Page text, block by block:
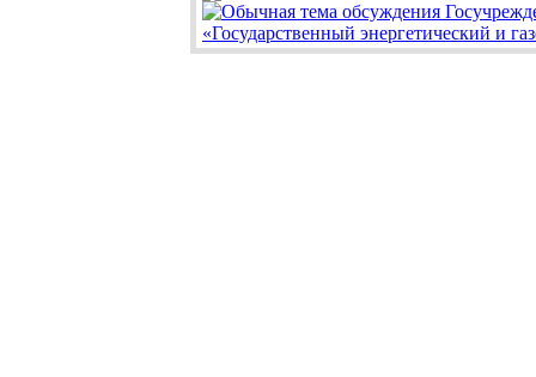
«Государственный энергетический и